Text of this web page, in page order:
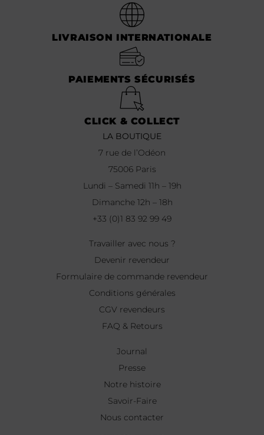
LIVRAISON INTERNATIONALE
PAIEMENTS SÉCURISÉS
CLICK & COLLECT
LA BOUTIQUE
7 rue de l’Odéon
75006 Paris
Lundi – Samedi 11h – 19h
Dimanche 12h – 18h
+33 (0)1 83 92 99 49
Travailler avec nous ?
Devenir revendeur
Formulaire de commande revendeur
Conditions générales
CGV revendeurs
FAQ & Retours
Journal
Presse
Notre histoire
Savoir-Faire
Nous contacter